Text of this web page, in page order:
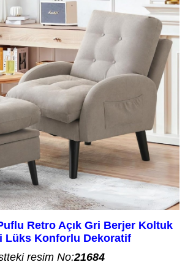
Retro Açık Gri Berjer Koltuk
Lüks Konforlu Dekoratif
resim No:21684